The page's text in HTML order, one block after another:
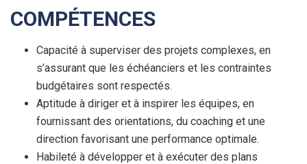
COMPÉTENCES
Capacité à superviser des projets complexes, en
s’assurant que les échéanciers et les contraintes
budgétaires sont respectés.
Aptitude à diriger et à inspirer les équipes, en
fournissant des orientations, du coaching et une
direction favorisant une performance optimale.
Habileté à développer et à exécuter des plans